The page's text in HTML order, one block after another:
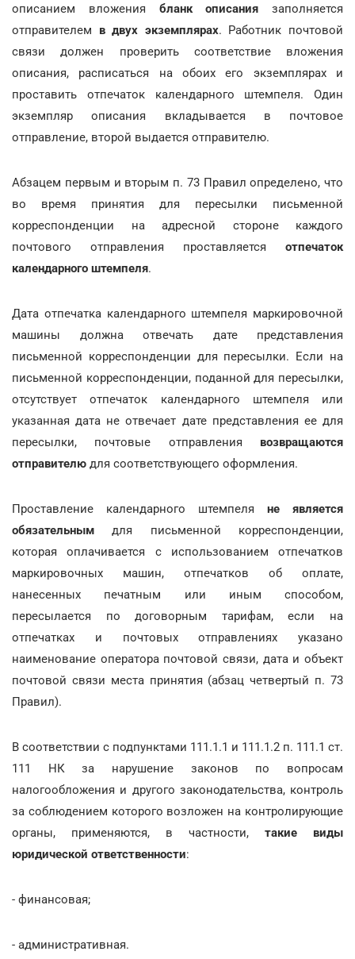
описанием вложения бланк описания заполняется
отправителем в двух экземплярах. Работник почтовой
связи должен проверить соответствие вложения
описания, расписаться на обоих его экземплярах и
проставить отпечаток календарного штемпеля. Один
экземпляр описания вкладывается в почтовое
отправление, второй выдается отправителю.
Абзацем первым и вторым п. 73 Правил определено, что
во время принятия для пересылки письменной
корреспонденции на адресной стороне каждого
почтового отправления проставляется отпечаток
календарного штемпеля.
Дата отпечатка календарного штемпеля маркировочной
машины должна отвечать дате представления
письменной корреспонденции для пересылки. Если на
письменной корреспонденции, поданной для пересылки,
отсутствует отпечаток календарного штемпеля или
указанная дата не отвечает дате представления ее для
пересылки, почтовые отправления возвращаются
отправителю для соответствующего оформления.
Проставление календарного штемпеля не является
обязательным для письменной корреспонденции,
которая оплачивается с использованием отпечатков
маркировочных машин, отпечатков об оплате,
нанесенных печатным или иным способом,
пересылается по договорным тарифам, если на
отпечатках и почтовых отправлениях указано
наименование оператора почтовой связи, дата и объект
почтовой связи места принятия (абзац четвертый п. 73
Правил).
В соответствии с подпунктами 111.1.1 и 111.1.2 п. 111.1 ст.
111 НК за нарушение законов по вопросам
налогообложения и другого законодательства, контроль
за соблюдением которого возложен на контролирующие
органы, применяются, в частности, такие виды
юридической ответственности:
- финансовая;
- административная.